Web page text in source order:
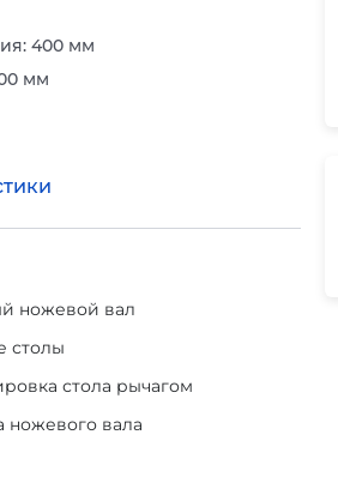
400 мм
мм
ножевой вал
столы
стола рычагом
ножевого вала